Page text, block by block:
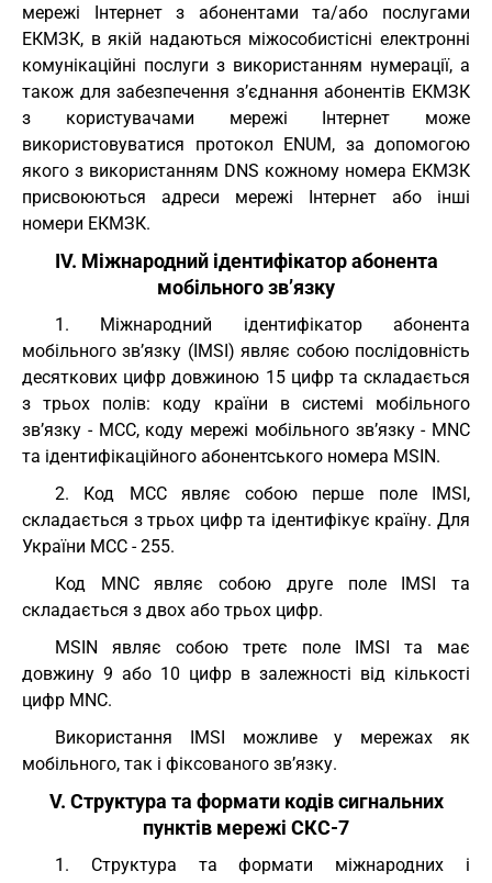
мережі Інтернет з абонентами та/або послугами
ЕКМЗК, в якій надаються міжособистісні електронні
комунікаційні послуги з використанням нумерації, а
також для забезпечення з’єднання абонентів ЕКМЗК
з користувачами мережі Інтернет може
використовуватися протокол ENUM, за допомогою
якого з використанням DNS кожному номера ЕКМЗК
присвоюються адреси мережі Інтернет або інші
номери ЕКМЗК.
IV. Міжнародний ідентифікатор абонента
мобільного зв’язку
1. Міжнародний ідентифікатор абонента
мобільного зв’язку (IMSI) являє собою послідовність
десяткових цифр довжиною 15 цифр та складається
з трьох полів: коду країни в системі мобільного
зв’язку - MCC, коду мережі мобільного зв’язку - MNC
та ідентифікаційного абонентського номера MSIN.
2. Код MCC являє собою перше поле IMSI,
складається з трьох цифр та ідентифікує країну. Для
України MCC - 255.
Код MNC являє собою друге поле IMSI та
складається з двох або трьох цифр.
MSIN являє собою третє поле IMSI та має
довжину 9 або 10 цифр в залежності від кількості
цифр MNC.
Використання IMSI можливе у мережах як
мобільного, так і фіксованого зв’язку.
V. Структура та формати кодів сигнальних
пунктів мережі СКС-7
1. Структура та формати міжнародних і